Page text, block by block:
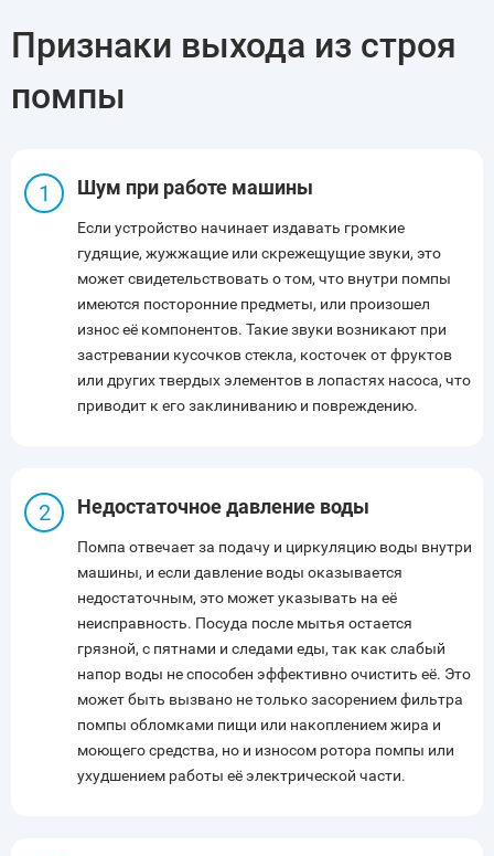
Признаки выхода из строя
помпы
Шум при работе машины
Если устройство начинает издавать громкие
гудящие, жужжащие или скрежещущие звуки, это
может свидетельствовать о том, что внутри помпы
имеются посторонние предметы, или произошел
износ её компонентов. Такие звуки возникают при
застревании кусочков стекла, косточек от фруктов
или других твердых элементов в лопастях насоса, что
приводит к его заклиниванию и повреждению.
Недостаточное давление воды
Помпа отвечает за подачу и циркуляцию воды внутри
машины, и если давление воды оказывается
недостаточным, это может указывать на её
неисправность. Посуда после мытья остается
грязной, с пятнами и следами еды, так как слабый
напор воды не способен эффективно очистить её. Это
может быть вызвано не только засорением фильтра
помпы обломками пищи или накоплением жира и
моющего средства, но и износом ротора помпы или
ухудшением работы её электрической части.